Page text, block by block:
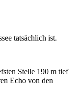
tatsächlich ist.
Stelle 190 m tief
Echo von den